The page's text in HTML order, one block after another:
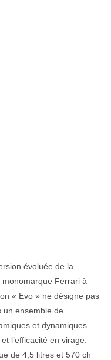
évoluée de la
Ferrari à
« Evo » ne désigne pas
un ensemble de
et dynamiques
l’efficacité en virage.
de 4,5 litres et 570 ch